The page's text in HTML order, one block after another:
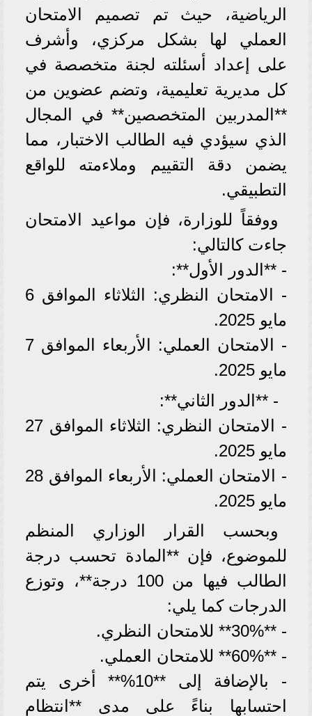
الرياضية، حيث تم تصميم الامتحان
العملي لها بشكل مركزي، وأشرف
على إعداد أسئلته لجنة متخصصة في
كل مديرية تعليمية، وتضم عضوين من
**المدربين المتخصصين** في المجال
الذي سيؤدي فيه الطالب الاختبار، مما
يضمن دقة التقييم وملاءمته للواقع
التطبيقي.
ووفقاً للوزارة، فإن مواعيد الامتحان
جاءت كالتالي:
- **الدور الأول**:
- الامتحان النظري: الثلاثاء الموافق 6
مايو 2025.
- الامتحان العملي: الأربعاء الموافق 7
مايو 2025.
- **الدور الثاني**:
- الامتحان النظري: الثلاثاء الموافق 27
مايو 2025.
- الامتحان العملي: الأربعاء الموافق 28
مايو 2025.
وبحسب القرار الوزاري المنظم
للموضوع، فإن **المادة تحسب درجة
الطالب فيها من 100 درجة**، وتوزع
الدرجات كما يلي:
- **30%** للامتحان النظري.
- **60%** للامتحان العملي.
- بالإضافة إلى **10%** أخرى يتم
احتسابها بناءً على مدى **انتظام